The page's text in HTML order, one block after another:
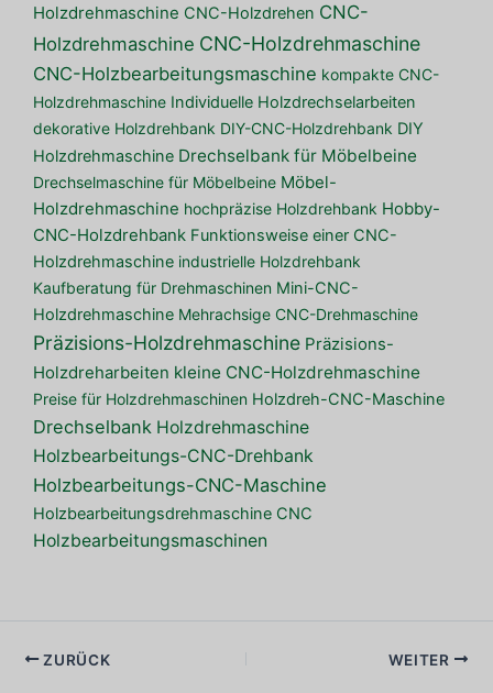
Holzdrehmaschine CNC-Holzdrehen CNC-
Holzdrehmaschine CNC-Holzdrehmaschine
CNC-Holzbearbeitungsmaschine kompakte CNC-
Holzdrehmaschine Individuelle Holzdrechselarbeiten
dekorative Holzdrehbank DIY-CNC-Holzdrehbank DIY
Holzdrehmaschine Drechselbank für Möbelbeine
Drechselmaschine für Möbelbeine Möbel-
Holzdrehmaschine hochpräzise Holzdrehbank Hobby-
CNC-Holzdrehbank Funktionsweise einer CNC-
Holzdrehmaschine industrielle Holzdrehbank
Kaufberatung für Drehmaschinen Mini-CNC-
Holzdrehmaschine Mehrachsige CNC-Drehmaschine
Präzisions-Holzdrehmaschine Präzisions-
Holzdreharbeiten kleine CNC-Holzdrehmaschine
Preise für Holzdrehmaschinen Holzdreh-CNC-Maschine
Drechselbank Holzdrehmaschine
Holzbearbeitungs-CNC-Drehbank
Holzbearbeitungs-CNC-Maschine
Holzbearbeitungsdrehmaschine CNC
Holzbearbeitungsmaschinen
ZURÜCK WEITER